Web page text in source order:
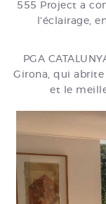
555 Project a
l'éclairage,
PGA
Girona, qui
et le